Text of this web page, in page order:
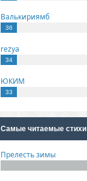
Валькириямб
36
rezya
34
ЮКИМ
33
Самые читаемые стихи
Прелесть зимы